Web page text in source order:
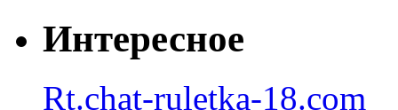
Интересное
Rt.chat-ruletka-18.com